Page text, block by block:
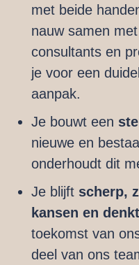
met beide
nauw samen
consultants en
je voor een
aanpak.
Je bouwt een
nieuwe en
onderhoudt dit
Je blijft scherp,
kansen en
toekomst van
deel van ons